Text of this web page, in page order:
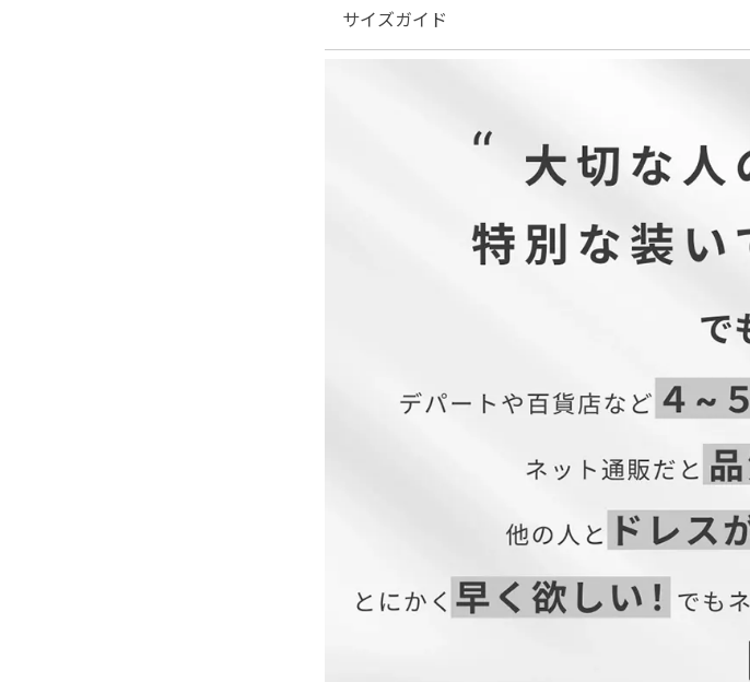
■素材：レース地...綿70% ナイロン30% チュール地...ポリ
※美しいシルエット・デザイン性を重視するため、コンシー
げ下げ時に引っ掛かりがある場合があります。ご了承くださ
サイズガイド
サイズ(cm) 着丈 肩幅
M
120 34